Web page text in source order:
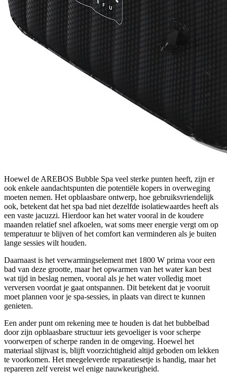
Hoewel de AREBOS Bubble Spa veel sterke punten heeft, zijn er
ook enkele aandachtspunten die potentiële kopers in overweging
moeten nemen. Het opblaasbare ontwerp, hoe gebruiksvriendelijk
ook, betekent dat het spa bad niet dezelfde isolatiewaardes heeft als
een vaste jacuzzi. Hierdoor kan het water vooral in de koudere
maanden relatief snel afkoelen, wat soms meer energie vergt om op
temperatuur te blijven of het comfort kan verminderen als je buiten
lange sessies wilt houden.
Daarnaast is het verwarmingselement met 1800 W prima voor een
bad van deze grootte, maar het opwarmen van het water kan best
wat tijd in beslag nemen, vooral als je het water volledig moet
verversen voordat je gaat ontspannen. Dit betekent dat je vooruit
moet plannen voor je spa-sessies, in plaats van direct te kunnen
genieten.
Een ander punt om rekening mee te houden is dat het bubbelbad
door zijn opblaasbare structuur iets gevoeliger is voor scherpe
voorwerpen of scherpe randen in de omgeving. Hoewel het
materiaal slijtvast is, blijft voorzichtigheid altijd geboden om lekken
te voorkomen. Het meegeleverde reparatiesetje is handig, maar het
repareren zelf vereist wel enige nauwkeurigheid.